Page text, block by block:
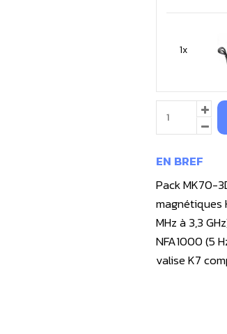
1x
EN BREF
Pack MK70-
magnétiques
MHz à 3,3
NFA1000 (5
valise K7